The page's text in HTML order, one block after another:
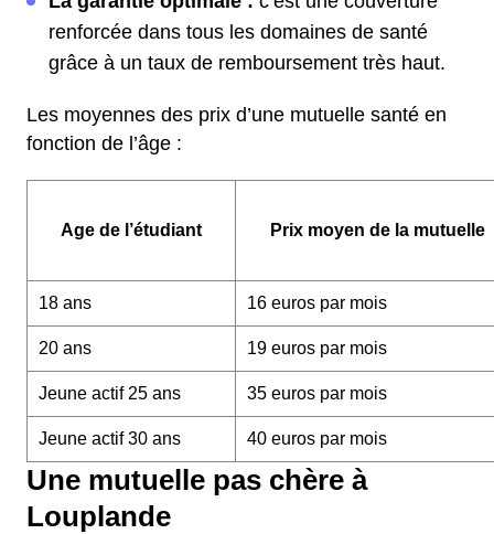
renforcée dans tous les domaines de santé
grâce à un taux de remboursement très haut.
Les moyennes des prix d’une mutuelle santé en
fonction de l’âge :
Age de l’étudiant Prix moyen de la mutuelle
18 ans 16 euros par mois
20 ans 19 euros par mois
Jeune actif 25 ans 35 euros par mois
Jeune actif 30 ans 40 euros par mois
Une mutuelle pas chère à
Louplande